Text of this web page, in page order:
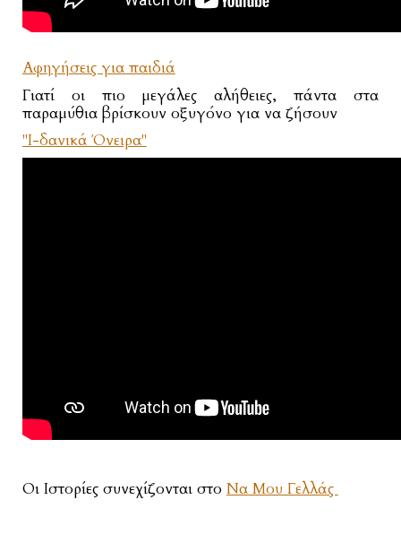
Αφηγήσεις για παιδιά
Γιατί οι πιο μεγάλες αλήθειες, πάντα στα
παραμύθια βρίσκουν οξυγόνο για να ζήσουν
"Ι-δανικά Όνειρα"
Οι Ιστορίες συνεχίζονται στο Να Μου Γελλάς